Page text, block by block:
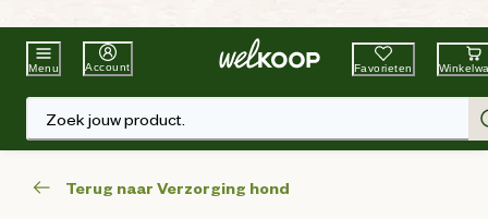
Beste WinkelketenTuin & Dier
Menu Account Favorieten
Zoek jouw product.
Terug naar Verzorging hond